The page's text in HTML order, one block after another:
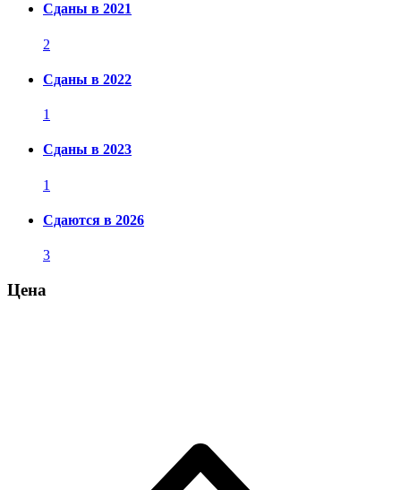
Сданы в 2021
2
Сданы в 2022
1
Сданы в 2023
1
Сдаются в 2026
3
Цена